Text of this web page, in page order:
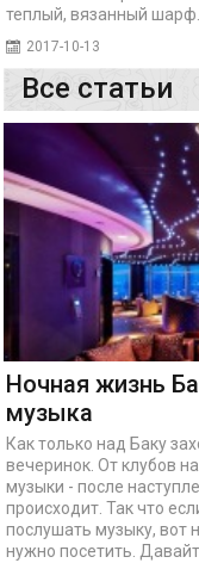
теплый, вязанный шарф...
2017-10-13
Все статьи
Ночная жизнь
музыка
Как только над Баку
вечеринок. От клубов
музыки - после
происходит. Так что
послушать музыку, вот
нужно посетить.